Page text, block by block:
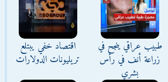
طبيب عراقي ينجح في
زراعة أنف في رأس
بشري
اقتصاد خفي يبتلع
تريليونات الدولارات